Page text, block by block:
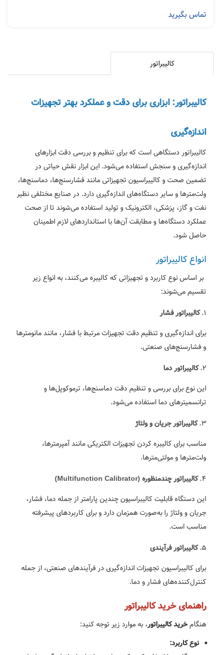
تماس بگیرید
کالیبراتور
کالیبراتور: ابزاری برای دقت و عملکرد بهتر تجهیزات
اندازه‌گیری
کالیبراتور دستگاهی است که برای تنظیم و بررسی دقت ابزارهای
اندازه‌گیری و سنجش استفاده می‌شود. این ابزار نقش حیاتی در
تضمین صحت و کالیبراسیون تجهیزاتی مانند فشارسنج‌ها، دماسنج‌ها،
ولت‌مترها و سایر دستگاه‌های اندازه‌گیری دارد. در صنایع مختلفی نظیر
نفت و گاز، پزشکی، الکترونیک و تولید استفاده می‌شوند تا از صحت
عملکرد دستگاه‌ها و مطابقت آن‌ها با استانداردهای لازم اطمینان
حاصل شود.
انواع کالیبراتور
بر اساس نوع کاربرد و تجهیزاتی که کالیبره می‌کنند، به انواع زیر
تقسیم می‌شوند:
1. کالیبراتور فشار
برای اندازه‌گیری و تنظیم دقت تجهیزات مرتبط با فشار، مانند مانومترها
و فشارسنج‌های صنعتی.
2. کالیبراتور دما
این نوع برای بررسی و تنظیم دقت دماسنج‌ها، ترموکوپل‌ها و
ترانسمیترهای دما استفاده می‌شود.
3. کالیبراتور جریان و ولتاژ
مناسب برای کالیبره کردن تجهیزات الکتریکی مانند آمپرمترها،
ولت‌مترها و مولتی‌مترها.
4. کالیبراتور چندمنظوره (Multifunction Calibrator)
این دستگاه قابلیت کالیبراسیون چندین پارامتر از جمله دما، فشار،
جریان و ولتاژ را به‌صورت همزمان دارد و برای کاربردهای پیشرفته
مناسب است.
5. کالیبراتور فرآیندی
برای کالیبراسیون تجهیزات اندازه‌گیری در فرآیندهای صنعتی، از جمله
کنترل‌کننده‌های فشار و دما.
راهنمای خرید کالیبراتور
هنگامخرید کالیبراتور، به موارد زیر توجه کنید:
نوع کاربرد: